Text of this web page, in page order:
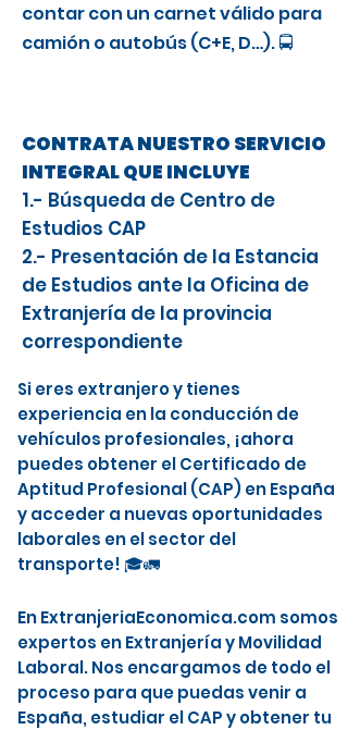
contar con un carnet válido para
camión o autobús (C+E, D…). 🚍
CONTRATA NUESTRO SERVICIO
INTEGRAL QUE INCLUYE
1.- Búsqueda de Centro de
Estudios CAP
2.- Presentación de la Estancia
de Estudios ante la Oficina de
Extranjería de la provincia
correspondiente
Si eres extranjero y tienes
experiencia en la conducción de
vehículos profesionales, ¡ahora
puedes obtener el Certificado de
Aptitud Profesional (CAP) en España
y acceder a nuevas oportunidades
laborales en el sector del
transporte! 🎓🚛
En ExtranjeriaEconomica.com somos
expertos en Extranjería y Movilidad
Laboral. Nos encargamos de todo el
proceso para que puedas venir a
España, estudiar el CAP y obtener tu